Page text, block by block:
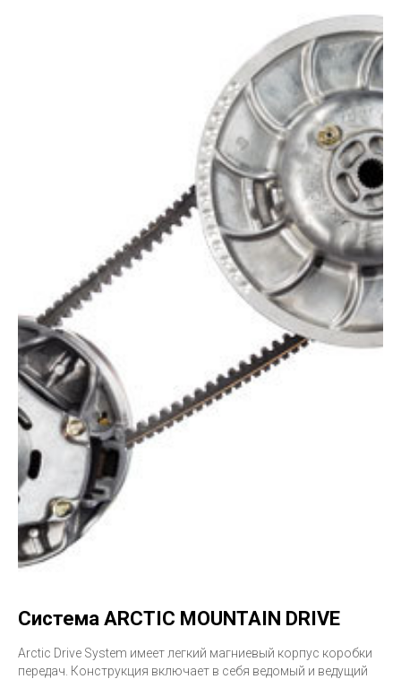
Система ARCTIC MOUNTAIN DRIVE
Arctic Drive System имеет легкий магниевый корпус коробки
передач. Конструкция включает в себя ведомый и ведущий